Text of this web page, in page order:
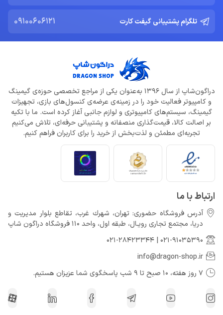
تلگرام پشتیبانی گیفت کارت 09100606121
دراگون‌شاپ از سال 1396 به‌عنوان یکی از مراجع تخصصی حوزه‌ی گیمینگ
و کامپیوتر فعالیت خود را در زمینه‌ی عرضه‌ی کنسول‌های بازی، تجهیزات
گیمینگ، سیستم‌های کامپیوتری و لوازم جانبی آغاز کرده است. ما با تکیه
بر اصالت کالا، قیمت‌گذاری منصفانه و پشتیبانی حرفه‌ای، تلاش می‌کنیم
تجربه‌ای مطمئن و لذت‌بخش از خرید را برای کاربران فراهم کنیم.
ارتباط با ما
آدرس فروشگاه حضوری: تهران، شهرك غرب، تقاطع بلوار مدیریت و
دريا، مجتمع تجارى رويـال، طبقه اول، واحد 110 فروشگاه دراگون شاپ
021-91035390
021-28423344
info@dragon-shop.ir
7 روز هفته، 10 صبح تا 9 شب پاسخگوی شما عزیزان هستیم.